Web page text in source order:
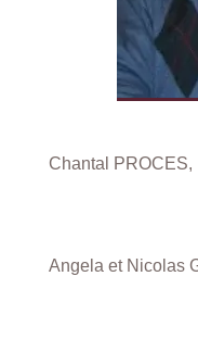
Chantal PROCES,
Angela et Nicolas